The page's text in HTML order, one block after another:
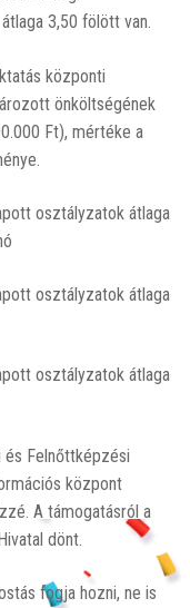
3,50 fölött van.
központi
önköltségének
Ft), mértéke a
osztályzatok átlaga
osztályzatok átlaga
osztályzatok átlaga
Felnőttképzési
központ
A támogatásról a
dönt.
fogja hozni, ne is